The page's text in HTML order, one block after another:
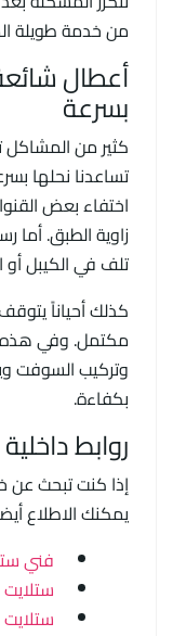
من خدمة طويلة
أعطال
بسرعة
كثير من المشاكل
تساعدنا نحلها
اختفاء بعض
زاوية الطبق.
تلف في الكيبل أو
كذلك أحياناً
مكتمل. وفي هذه
وتركيب السوفت
بكفاءة.
روابط
إذا كنت تبحث
يمكنك الاطلاع
فني
ستلايت